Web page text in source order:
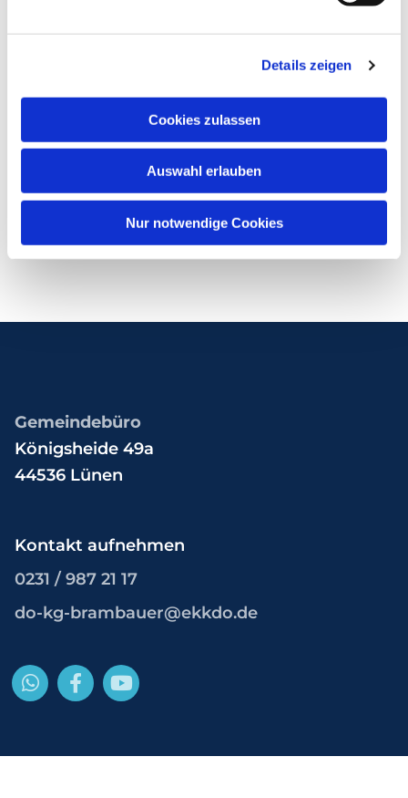
Details zeigen
Cookies zulassen
Auswahl erlauben
Nur notwendige Cookies
Gemeindebüro
Königsheide 49a
44536 Lünen
Kontakt aufnehmen
0231 / 987 21 17
do-kg-brambauer@ekkdo.de